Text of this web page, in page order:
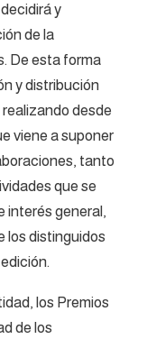
y
de la
De esta forma
y distribución
desde
viene a suponer
tanto
que se
interés general,
los distinguidos
los Premios
de los